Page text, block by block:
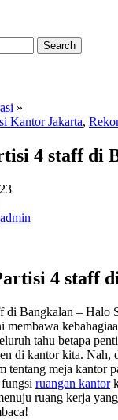
Search
»
Kantor Jakarta,
4 staff di
admin
4 staff
di Bangkalan – Halo
membawa
tahu betapa
di kantor kita. Nah,
tentang meja kantor
ruangan kantor
ruang kerja